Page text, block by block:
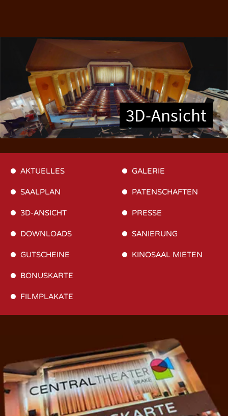
3D-Ansicht
AKTUELLES
SAALPLAN
3D-ANSICHT
DOWNLOADS
GUTSCHEINE
BONUSKARTE
FILMPLAKATE
GALERIE
PATENSCHAFTEN
PRESSE
SANIERUNG
KINOSAAL MIETEN